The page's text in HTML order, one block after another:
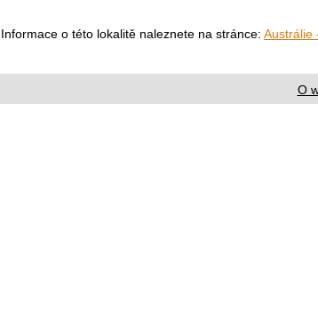
Informace o této lokalitě naleznete na stránce: Austrálie
O